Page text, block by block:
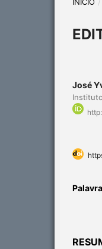
José